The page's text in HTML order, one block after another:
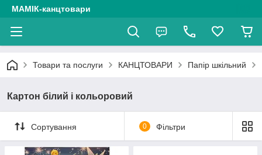
МАМІК-канцтовари
Товари та послуги КАНЦТОВАРИ Папір шкільний
Картон білий і кольоровий
Сортування 0 Фільтри